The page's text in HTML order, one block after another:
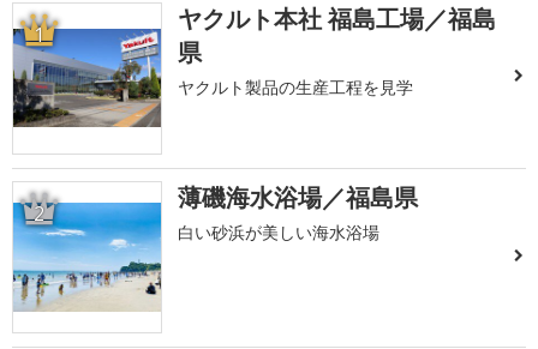
1
ヤクルト本社 福島工場／福島
県
ヤクルト製品の生産工程を見学
2 薄磯海水浴場／福島県
白い砂浜が美しい海水浴場